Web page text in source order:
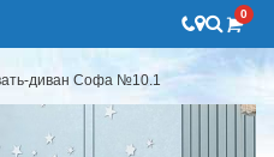
0
диван Софа №10.1